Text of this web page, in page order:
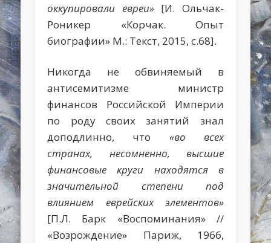
оккупировали евреи»[И. Ольчак-
Роникер «Корчак. Опыт
биографии» М.: Текст, 2015, с.68].
Никогда не обвиняемый в
антисемитизме министр
финансов Российской Империи
по роду своих занятий знал
доподлинно, что «во всех
странах, несомненно, высшие
финансовые круги находятся в
значительной степени под
влиянием еврейских элементов»
[П.Л. Барк «Воспоминания» //
«Возрождение» Париж, 1966,